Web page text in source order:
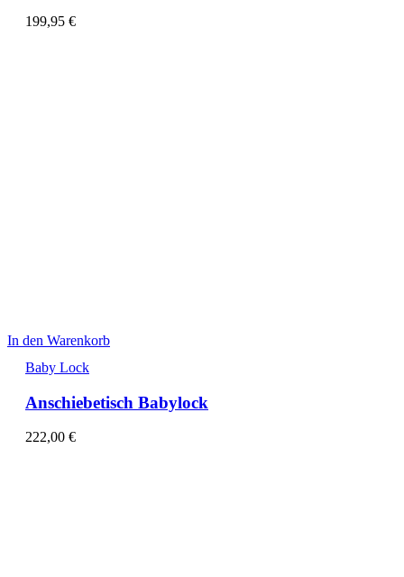
199,95 €
In den Warenkorb
Baby Lock
Anschiebetisch Babylock
222,00 €